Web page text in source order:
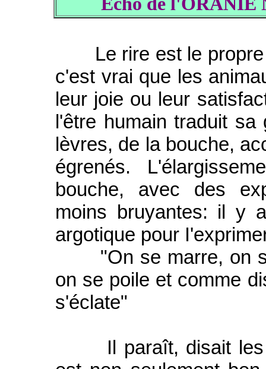
Le rire est le propre
c'est vrai que les
leur joie ou leur
l'être humain traduit
lèvres, de la bouche,
égrenés.
bouche, avec des
moins bruyantes: il y
argotique pour
"On se marre, on se
on se poile et comme
s'éclate"
Il paraît, disait les